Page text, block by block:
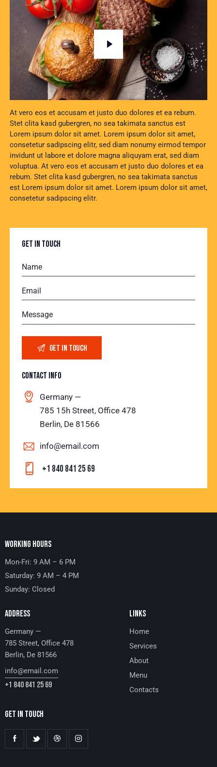
At vero eos et accusam et justo duo dolores et ea rebum.
Stet clita kasd gubergren, no sea takimata sanctus est
Lorem ipsum dolor sit amet. Lorem ipsum dolor sit amet,
consetetur sadipscing elitr, sed diam nonumy eirmod tempor
invidunt ut labore et dolore magna aliquyam erat, sed diam
voluptua. At vero eos et accusam et justo duo dolores et ea
rebum. Stet clita kasd gubergren, no sea takimata sanctus
est Lorem ipsum dolor sit amet. Lorem ipsum dolor sit amet,
consetetur sadipscing elitr.
GET IN TOUCH
CONTACT INFO
Germany —
785 15h Street, Office 478
Berlin, De 81566
info@email.com
+1 840 841 25 69
WORKING HOURS
Mon-Fri: 9 AM – 6 PM
Saturday: 9 AM – 4 PM
Sunday: Closed
ADDRESS
Germany —
785 Street, Office 478
Berlin, De 81566
info@email.com
+1 840 841 25 69
LINKS
Home
Services
About
Menu
Contacts
GET IN TOUCH